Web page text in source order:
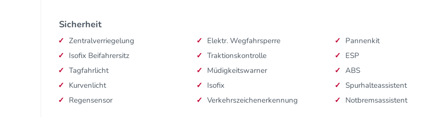
Sicherheit
Zentralverriegelung
Isofix Beifahrersitz
Tagfahrlicht
Kurvenlicht
Regensensor
Elektr. Wegfahrsperre
Traktionskontrolle
Müdigkeitswarner
Isofix
Verkehrszeichenerkennung
Pannenkit
ESP
ABS
Spurhalteassistent
Notbremsassistent